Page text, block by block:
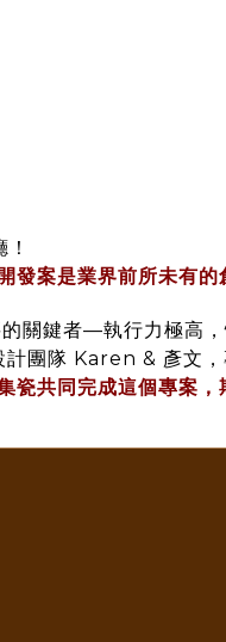
案是業界前所未有的
關鍵者—執行力極高
團隊 Karen & 彥文，
共同完成這個專案